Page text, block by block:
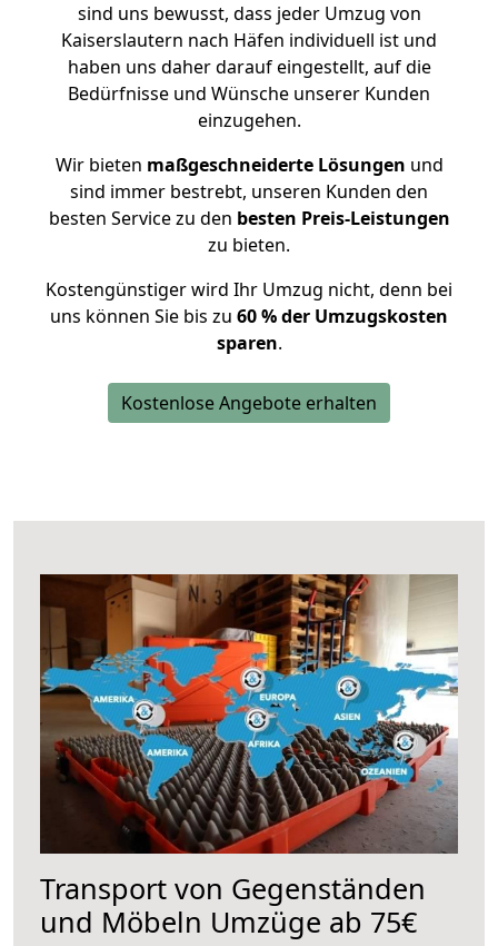
sind uns bewusst, dass jeder Umzug von
Kaiserslautern nach Häfen individuell ist und
haben uns daher darauf eingestellt, auf die
Bedürfnisse und Wünsche unserer Kunden
einzugehen.
Wir bieten maßgeschneiderte Lösungen und
sind immer bestrebt, unseren Kunden den
besten Service zu den besten Preis-Leistungen
zu bieten.
Kostengünstiger wird Ihr Umzug nicht, denn bei
uns können Sie bis zu 60 % der Umzugskosten
sparen.
Kostenlose Angebote erhalten
Transport von Gegenständen
und Möbeln Umzüge ab 75€